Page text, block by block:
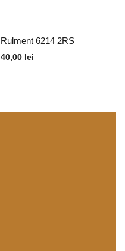
Rulment 6214 2RS
40,00 lei